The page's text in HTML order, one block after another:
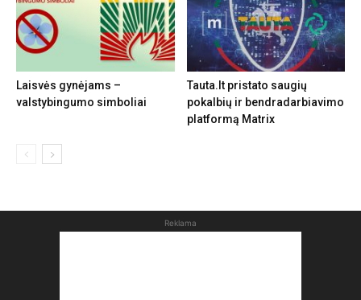
Laisvės gynėjams –
valstybingumo simboliai
Tauta.lt pristato saugių
pokalbių ir bendradarbiavimo
platformą Matrix
Reklama